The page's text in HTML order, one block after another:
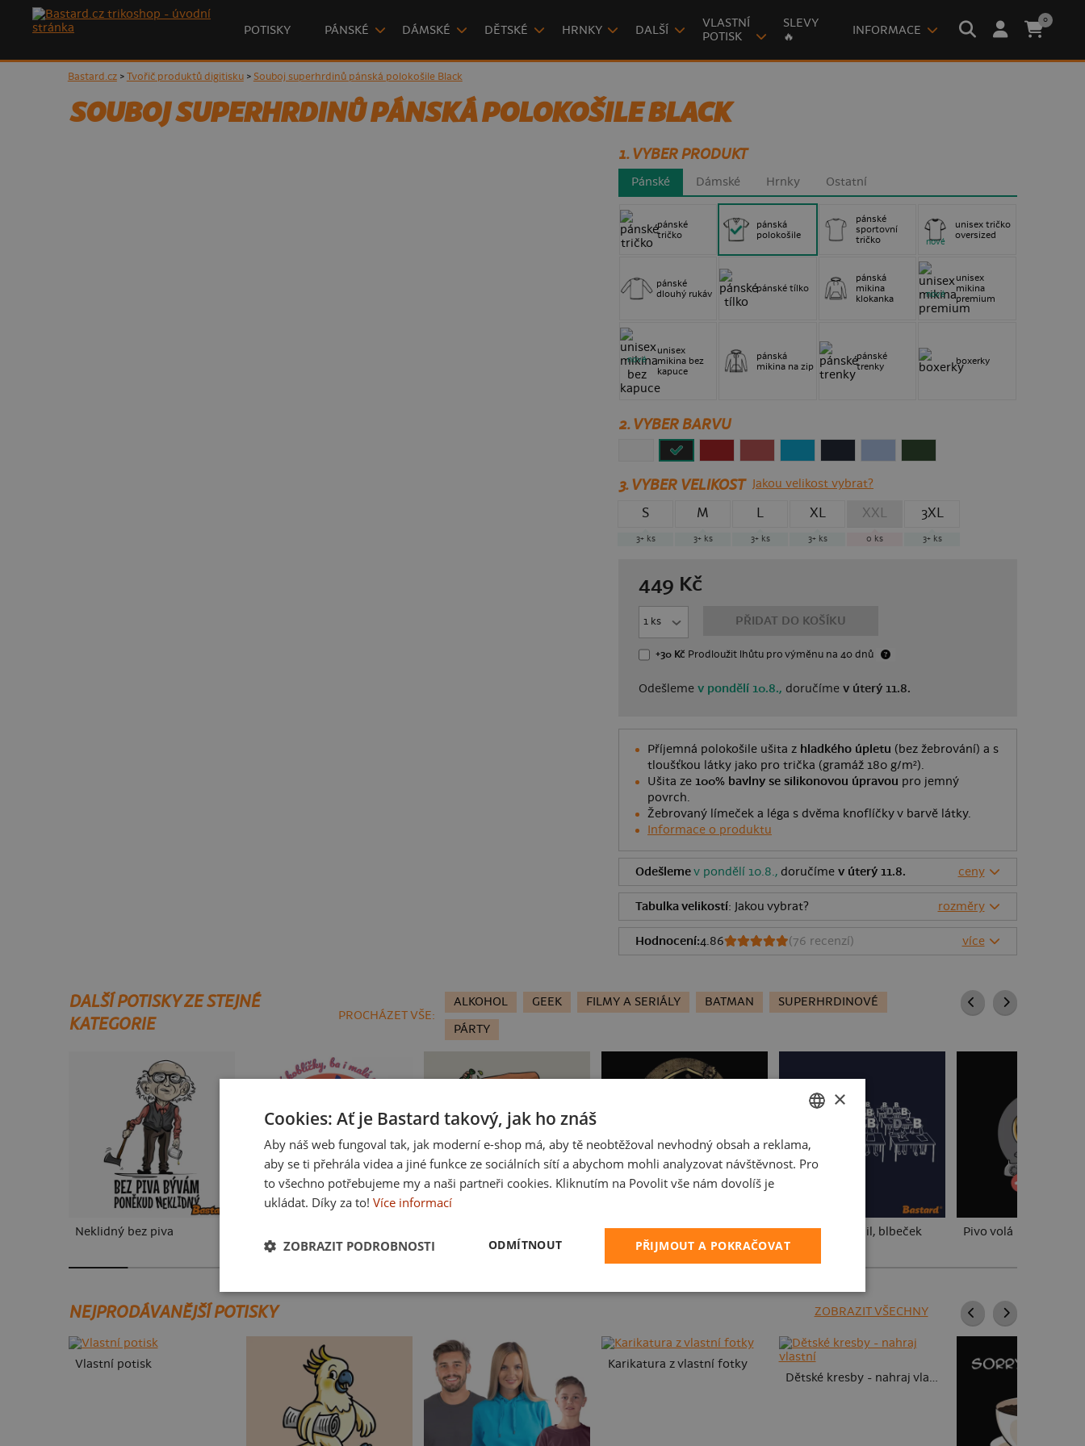
POTISKY PÁNSKÉ DÁMSKÉ DĚTSKÉ HRNKY DALŠÍ
VLASTNÍ
POTISK
SLEVY
🔥
INFORMACE
0
Bastard.cz> Tvořič produktů digitisku> Souboj superhrdinů pánská polokošile Black
SOUBOJ SUPERHRDINŮ PÁNSKÁ POLOKOŠILE BLACK
1. VYBER PRODUKT
Pánské Dámské Hrnky Ostatní
pánské
tričko
pánská
polokošile
pánské
sportovní
tričko
unisex tričko
oversized
nové
pánské
dlouhý rukáv
pánské tílko
pánská
mikina
klokanka
unisex
mikina
premium
nové
unisex
mikina bez
kapuce
nové
pánská
mikina na zip
pánské
trenky
boxerky
2. VYBER BARVU
3.VYBER VELIKOST Jakou velikost vybrat?
S
3+ ks
M
3+ ks
L
3+ ks
XL
3+ ks
XXL
0 ks
3XL
3+ ks
449 Kč
PŘIDAT DO KOŠÍKU
+30 Kč Prodloužit lhůtu pro výměnu na 40 dnů
Odešleme v pondělí 10.8., doručíme v úterý 11.8.
Příjemná polokošile ušita z hladkého úpletu (bez žebrování) a s
tloušťkou látky jako pro trička (gramáž 180 g/m²).
Ušita ze 100% bavlny se silikonovou úpravou pro jemný
povrch.
Žebrovaný límeček a léga s dvěma knoflíčky v barvě látky.
Informace o produktu
Odešlemev pondělí 10.8., doručíme v úterý 11.8. ceny
Tabulka velikostí: Jakou vybrat? rozměry
Hodnocení:4.86 (76 recenzí) více
DALŠÍ POTISKY ZE STEJNÉ
KATEGORIE
PROCHÁZET VŠE:
ALKOHOL GEEK FILMY A SERIÁLY BATMAN
SUPERHRDINOVÉ
PÁRTY
Neklidný bez piva B14: S čerty nejsou žerty Cimrman: Debil, blbeček Pivo volá
NEJPRODÁVANĚJŠÍ POTISKY ZOBRAZIT VŠECHNY
Vlastní potisk
Karikatura z vlastní fotky
Dětské kresby - nahraj vlastní
CZECH
SLOVAK
×
Cookies: Ať je Bastard takový, jak ho znáš
Aby náš web fungoval tak, jak moderní e-shop má, aby tě neobtěžoval nevhodný obsah a reklama,
aby se ti přehrála videa a jiné funkce ze sociálních sítí a abychom mohli analyzovat návštěvnost. Pro
to všechno potřebujeme my a naši partneři cookies. Kliknutím na Povolit vše nám dovolíš je
ukládat. Díky za to! Více informací
PŘIJMOUT A POKRAČOVAT
ODMÍTNOUT
ZOBRAZIT PODROBNOSTI